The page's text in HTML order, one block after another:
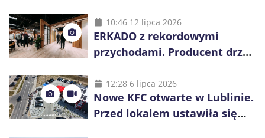
10:46 12 lipca 2026
ERKADO z rekordowymi
przychodami. Producent drzwi
inwestycje
12:28 6 lipca 2026
Nowe KFC otwarte w Lublinie.
Przed lokalem ustawiła się